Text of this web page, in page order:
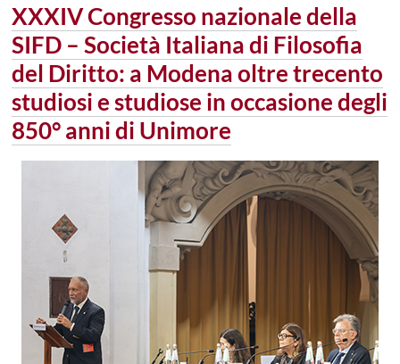
XXXIV Congresso nazionale della
SIFD – Società Italiana di Filosofia
del Diritto: a Modena oltre trecento
studiosi e studiose in occasione degli
850° anni di Unimore